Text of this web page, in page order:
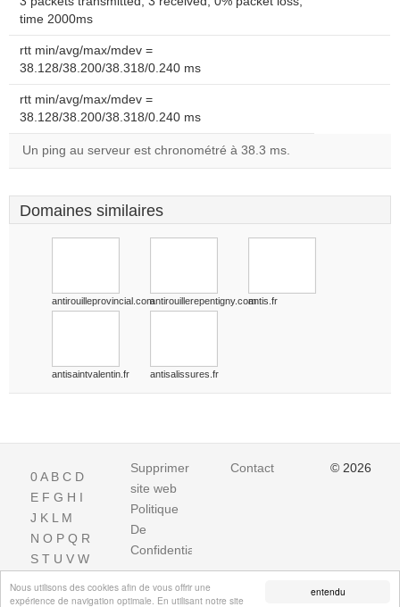
entendu
Nous utilisons des cookies afin de vous offrir une
expérience de navigation optimale. En utilisant notre site
time 2000ms
rtt min/avg/max/mdev =
38.128/38.200/38.318/0.240 ms
rtt min/avg/max/mdev =
38.128/38.200/38.318/0.240 ms
Un ping au serveur est chronométré à 38.3 ms.
Domaines similaires
antirouilleprovincial.comantirouillerepentigny.comantis.fr
antisaintvalentin.fr antisalissures.fr
0A B C D
E F G H I
J K L M
N O P Q R
S T U V W
Supprimer
site web
Politique
De
Confidentialite
Contact © 2026